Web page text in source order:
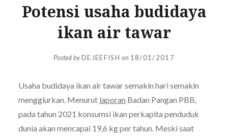
Potensi usaha budidaya
ikan air tawar
Posted byDEJEEFISH on 18/01/2017
Usaha budidaya ikan air tawar semakin hari semakin
menggiurkan. Menurut laporan Badan Pangan PBB,
pada tahun 2021 konsumsi ikan perkapita penduduk
dunia akan mencapai 19,6 kg per tahun. Meski saat